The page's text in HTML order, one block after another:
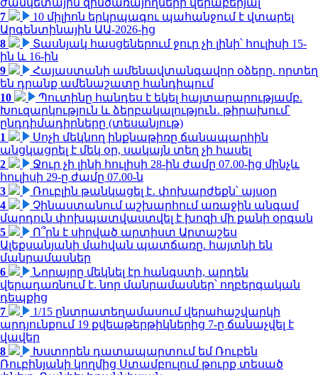
7
10 միլիոն երկրպագու պահանջում է վտարել
Արգենտինային ԱԱ-2026-ից
8
Տասնյակ հասցեներում ջուր չի լինի՝ հուլիսի 15-
ին և 16-ին
9
Հայաստանի ամենավտանգավոր օձերը. որտեղ
են դրանք ամենաշատը հանդիպում
10
Պուտինը հանդես է եկել հայտարարությամբ.
Խուզարկություն և ձերբակալություն․ թիրախում՝
ընդդիմադիրները (տեսանյութ)
1
Սոչի մեկնող ինքնաթիռը ճանապարհին
անցկացրել է մեկ օր, սակայն տեղ չի հասել
2
Ջուր չի լինի հուլիսի 28-ին ժամը 07.00-ից մինչև
հուլիսի 29-ը ժամը 07.00-ն
3
Ռուբլին թանկացել է․ փոխարժեքն՝ այսօր
4
Չինաստանում աշխարհում առաջին անգամ
մարդուն փոխպատվաստվել է խոզի մի քանի օրգան
5
Ո՞րն է սիրված արտիստ Արտաշես
Ալեքսանյանի մահվան պատճառը. հայտնի են
մանրամասներ
6
Նորայրը մեկնել էր հանգստի, արդեն
վերադառնում է. նոր մանրամասներ՝ ողբերգական
դեպքից
7
1/15 ընտրատեղամասում վերահաշվարկի
արդյունքում 19 քվեաթերթիկներից 7-ը ճանաչվել է
վավեր
8
Խստորեն դատապարտում եմ Ռուբեն
Ռուբինյանի կողմից Ստամբուլում թուրք տեսած